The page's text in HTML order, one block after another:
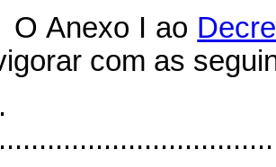
O Anexo I ao
com as